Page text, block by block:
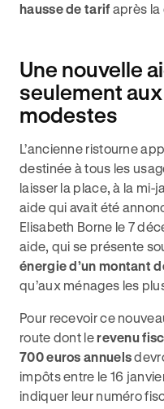
hausse de tarif après la
Une nouvelle
seulement
modestes
L’ancienne ristourne
destinée à tous les
laisser la place, à la mi-
aide qui avait été
Elisabeth Borne le 7
aide, qui se présente
énergie d’un montant
qu’aux ménages les
Pour recevoir ce
route dont lerevenu
700 euros annuels
impôts entre le 16
indiquer leur numéro